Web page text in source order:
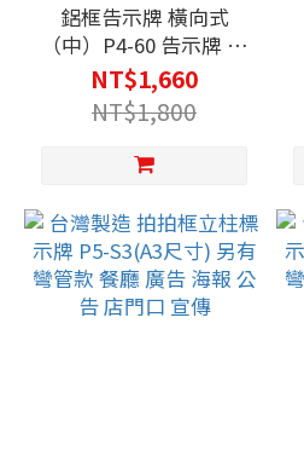
鋁框告示牌 橫向式
（中）P4-60 告示牌 公
佈欄 指示牌 公告牌 牌
子 通知牌 站立式插牌
NT$1,660
NT$1,800